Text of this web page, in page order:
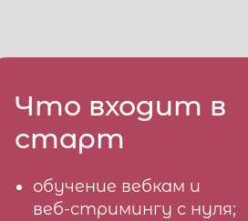
Что входит в
старт
обучение вебкам и
веб-стримингу с нуля;